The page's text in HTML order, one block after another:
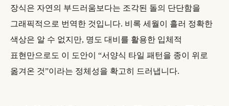
장식은 자연의 부드러움보다는 조각된 돌의 단단함을
그래픽적으로 번역한 것입니다. 비록 세월이 흘러 정확한
색상은 알 수 없지만, 명도 대비를 활용한 입체적
표현만으로도 이 도안이 “서양식 타일 패턴을 종이 위로
옮겨온 것”이라는 정체성을 확고히 드러냅니다.